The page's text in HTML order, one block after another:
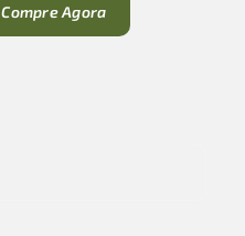
Compre Agora